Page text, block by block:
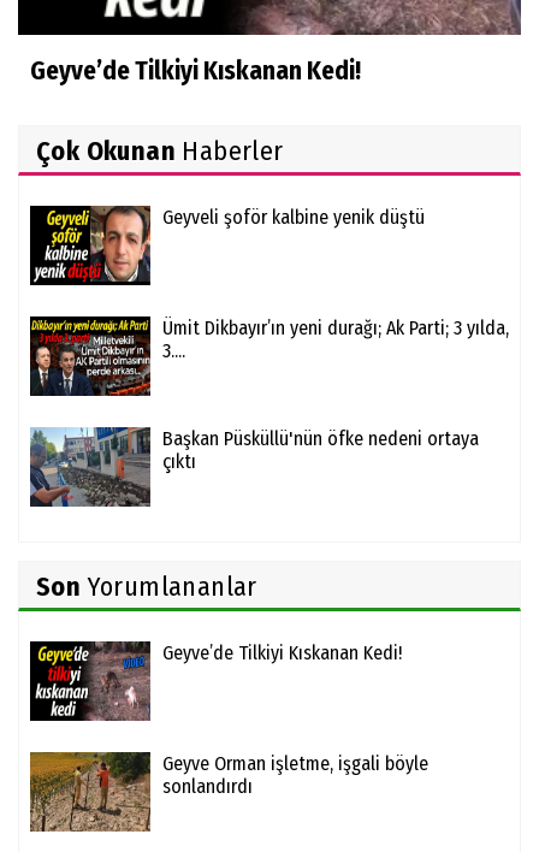
Geyve’de Tilkiyi Kıskanan Kedi!
Çok Okunan Haberler
Geyveli şoför kalbine yenik düştü
Ümit Dikbayır’ın yeni durağı; Ak Parti; 3 yılda,
3....
Başkan Püsküllü'nün öfke nedeni ortaya
çıktı
Son Yorumlananlar
Geyve’de Tilkiyi Kıskanan Kedi!
Geyve Orman işletme, işgali böyle
sonlandırdı